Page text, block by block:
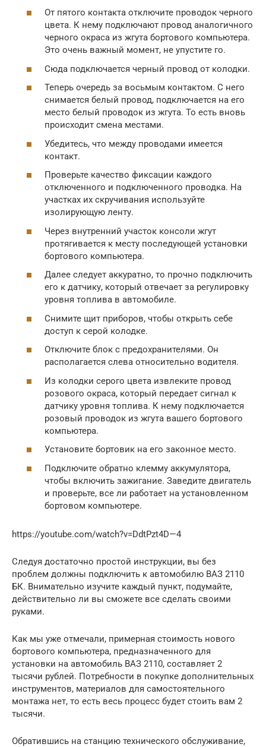
От пятого контакта отключите проводок черного
цвета. К нему подключают провод аналогичного
черного окраса из жгута бортового компьютера.
Это очень важный момент, не упустите го.
Сюда подключается черный провод от колодки.
Теперь очередь за восьмым контактом. С него
снимается белый провод, подключается на его
место белый проводок из жгута. То есть вновь
происходит смена местами.
Убедитесь, что между проводами имеется
контакт.
Проверьте качество фиксации каждого
отключенного и подключенного проводка. На
участках их скручивания используйте
изолирующую ленту.
Через внутренний участок консоли жгут
протягивается к месту последующей установки
бортового компьютера.
Далее следует аккуратно, то прочно подключить
его к датчику, который отвечает за регулировку
уровня топлива в автомобиле.
Снимите щит приборов, чтобы открыть себе
доступ к серой колодке.
Отключите блок с предохранителями. Он
располагается слева относительно водителя.
Из колодки серого цвета извлеките провод
розового окраса, который передает сигнал к
датчику уровня топлива. К нему подключается
розовый проводок из жгута вашего бортового
компьютера.
Установите бортовик на его законное место.
Подключите обратно клемму аккумулятора,
чтобы включить зажигание. Заведите двигатель
и проверьте, все ли работает на установленном
бортовом компьютере.
https://youtube.com/watch?v=DdtPzt4D—4
Следуя достаточно простой инструкции, вы без
проблем должны подключить к автомобилю ВАЗ 2110
БК. Внимательно изучите каждый пункт, подумайте,
действительно ли вы сможете все сделать своими
руками.
Как мы уже отмечали, примерная стоимость нового
бортового компьютера, предназначенного для
установки на автомобиль ВАЗ 2110, составляет 2
тысячи рублей. Потребности в покупке дополнительных
инструментов, материалов для самостоятельного
монтажа нет, то есть весь процесс будет стоить вам 2
тысячи.
Обратившись на станцию технического обслуживание,